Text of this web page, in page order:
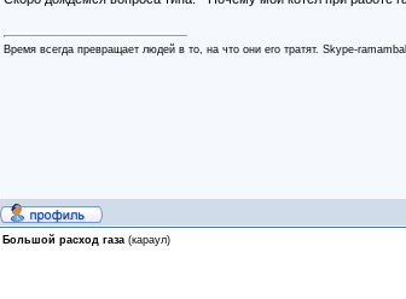
Время всегда превращает людей в то, на что они его тратят. Skype-
Большой расход газа (караул)